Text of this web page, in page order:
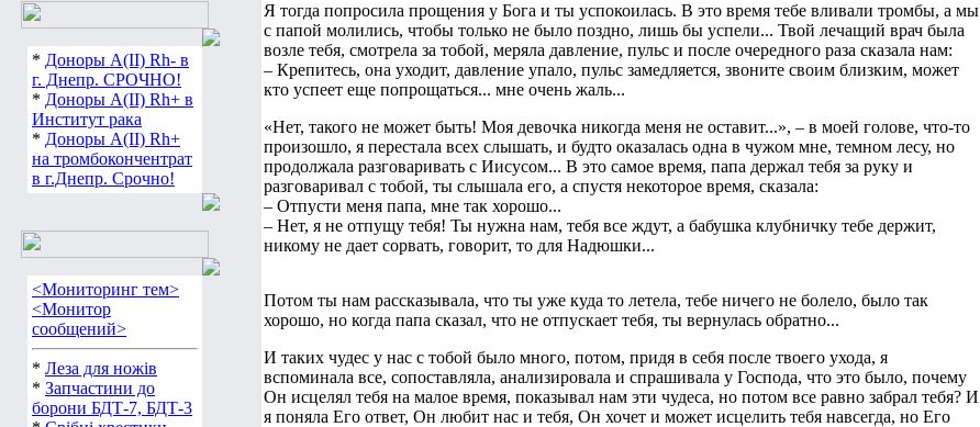
* Доноры А(ІІ) Rh- в
г. Днепр. СРОЧНО!
* Доноры А(ІІ) Rh+ в
Институт рака
* Доноры А(ІІ) Rh+
на тромбокончентрат
в г.Днепр. Срочно!
<Мониторинг тем>
<Монитор
сообщений>
* Леза для ножів
* Запчастини до
борони БДТ-7, БДТ-3
Я тогда попросила прощения у Бога и ты успокоилась. В это время тебе вливали тромбы, а мы
с папой молились, чтобы только не было поздно, лишь бы успели... Твой лечащий врач была
возле тебя, смотрела за тобой, меряла давление, пульс и после очередного раза сказала нам:
– Крепитесь, она уходит, давление упало, пульс замедляется, звоните своим близким, может
кто успеет еще попрощаться... мне очень жаль...
«Нет, такого не может быть! Моя девочка никогда меня не оставит...», – в моей голове, что-то
произошло, я перестала всех слышать, и будто оказалась одна в чужом мне, темном лесу, но
продолжала разговаривать с Иисусом... В это самое время, папа держал тебя за руку и
разговаривал с тобой, ты слышала его, а спустя некоторое время, сказала:
– Отпусти меня папа, мне так хорошо...
– Нет, я не отпущу тебя! Ты нужна нам, тебя все ждут, а бабушка клубничку тебе держит,
никому не дает сорвать, говорит, то для Надюшки...
Потом ты нам рассказывала, что ты уже куда то летела, тебе ничего не болело, было так
хорошо, но когда папа сказал, что не отпускает тебя, ты вернулась обратно...
И таких чудес у нас с тобой было много, потом, придя в себя после твоего ухода, я
вспоминала все, сопоставляла, анализировала и спрашивала у Господа, что это было, почему
Он исцелял тебя на малое время, показывал нам эти чудеса, но потом все равно забрал тебя? И
я поняла Его ответ, Он любит нас и тебя, Он хочет и может исцелить тебя навсегда, но Его